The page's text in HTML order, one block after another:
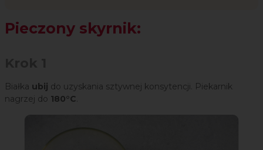
Pieczony skyrnik:
Białka ubij do uzyskania sztywnej konsytencji. Piekarnik
nagrzej do 180°C